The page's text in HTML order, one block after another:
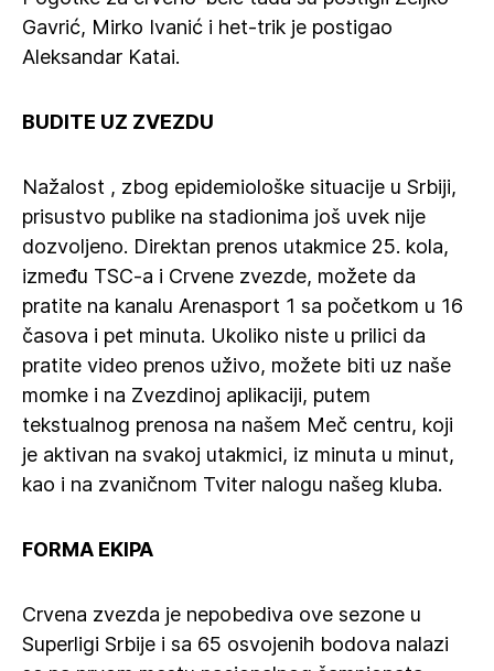
Gavrić, Mirko Ivanić i het-trik je postigao
Aleksandar Katai.
BUDITE UZ ZVEZDU
Nažalost , zbog epidemiološke situacije u Srbiji,
prisustvo publike na stadionima još uvek nije
dozvoljeno. Direktan prenos utakmice 25. kola,
između TSC-a i Crvene zvezde, možete da
pratite na kanalu Arenasport 1 sa početkom u 16
časova i pet minuta. Ukoliko niste u prilici da
pratite video prenos uživo, možete biti uz naše
momke i na Zvezdinoj aplikaciji, putem
tekstualnog prenosa na našem Meč centru, koji
je aktivan na svakoj utakmici, iz minuta u minut,
kao i na zvaničnom Tviter nalogu našeg kluba.
FORMA EKIPA
Crvena zvezda je nepobediva ove sezone u
Superligi Srbije i sa 65 osvojenih bodova nalazi